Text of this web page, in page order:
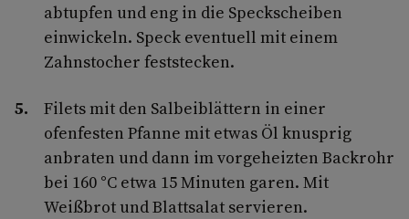
abtupfen und eng in die Speckscheiben
einwickeln. Speck eventuell mit einem
Zahnstocher feststecken.
Filets mit den Salbeiblättern in einer
ofenfesten Pfanne mit etwas Öl knusprig
anbraten und dann im vorgeheizten Backrohr
bei 160 °C etwa 15 Minuten garen. Mit
Weißbrot und Blattsalat servieren.